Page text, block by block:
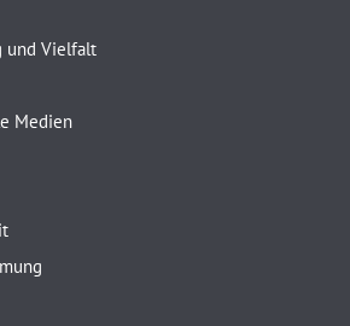
und Vielfalt
Medien